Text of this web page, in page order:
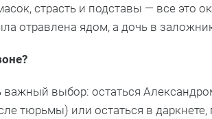
страсть и подставы — все это
отравлена ядом, а дочь в
важный выбор: остаться
тюрьмы) или остаться в даркнете,